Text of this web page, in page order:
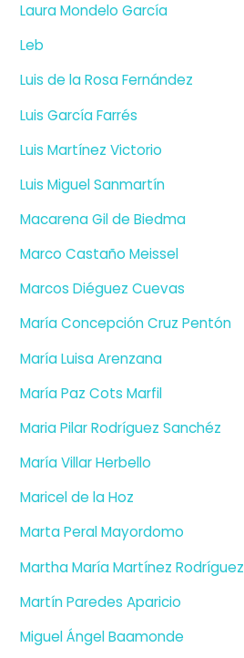
Laura Mondelo García
Leb
Luis de la Rosa Fernández
Luis García Farrés
Luis Martínez Victorio
Luis Miguel Sanmartín
Macarena Gil de Biedma
Marco Castaño Meissel
Marcos Diéguez Cuevas
María Concepción Cruz Pentón
María Luisa Arenzana
María Paz Cots Marfil
Maria Pilar Rodríguez Sanchéz
María Villar Herbello
Maricel de la Hoz
Marta Peral Mayordomo
Martha María Martínez Rodríguez
Martín Paredes Aparicio
Miguel Ángel Baamonde